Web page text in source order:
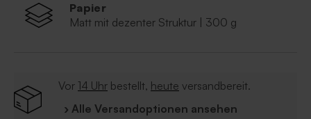
Papier
Matt mit dezenter Struktur | 300 g
Vor 14 Uhr bestellt, heute versandbereit.
› Alle Versandoptionen ansehen